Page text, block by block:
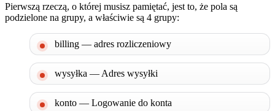
Pierwszą rzeczą, o której musisz pamiętać, jest to, że pola są
podzielone na grupy, a właściwie są 4 grupy:
billing — adres rozliczeniowy
wysyłka — Adres wysyłki
konto — Logowanie do konta